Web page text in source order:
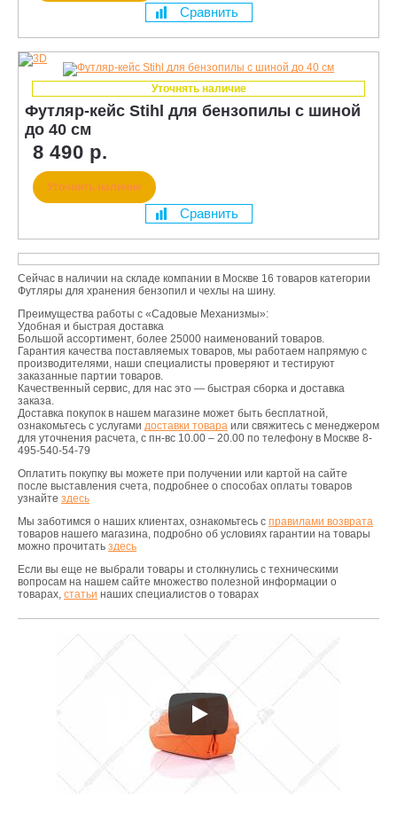
Сравнить
Уточнять наличие
Футляр-кейс Stihl для бензопилы с шиной
до 40 см
8 490 р.
Уточнить наличие
Сравнить
Сейчас в наличии на складе компании в Москве 16 товаров категории
Футляры для хранения бензопил и чехлы на шину.
Преимущества работы с «Садовые Механизмы»:
Удобная и быстрая доставка
Большой ассортимент, более 25000 наименований товаров.
Гарантия качества поставляемых товаров, мы работаем напрямую с
производителями, наши специалисты проверяют и тестируют
заказанные партии товаров.
Качественный сервис, для нас это — быстрая сборка и доставка
заказа.
Доставка покупок в нашем магазине может быть бесплатной,
ознакомьтесь с услугами доставки товара или свяжитесь с менеджером
для уточнения расчета, с пн-вс 10.00 – 20.00 по телефону в Москве 8-
495-540-54-79
Оплатить покупку вы можете при получении или картой на сайте
после выставления счета, подробнее о способах оплаты товаров
узнайте здесь
Мы заботимся о наших клиентах, ознакомьтесь с правилами возврата
товаров нашего магазина, подробно об условиях гарантии на товары
можно прочитать здесь
Если вы еще не выбрали товары и столкнулись с техническими
вопросам на нашем сайте множество полезной информации о
товарах, статьи наших специалистов о товарах